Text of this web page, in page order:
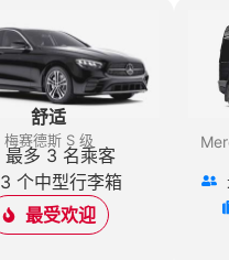
舒适
梅赛德斯 S 级
最多 3 名乘客
3 个中型行李箱
最受欢迎